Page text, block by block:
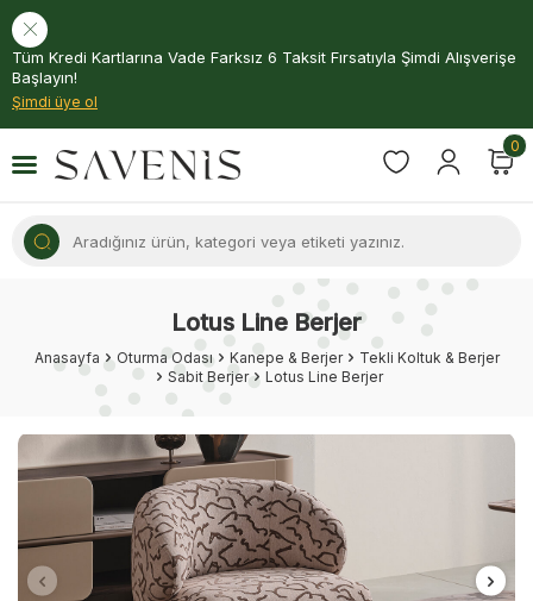
Tüm Kredi Kartlarına Vade Farksız 6 Taksit Fırsatıyla Şimdi Alışverişe
Başlayın!
Şimdi üye ol
0
Lotus Line Berjer
Anasayfa Oturma Odası Kanepe & Berjer
Tekli Koltuk & Berjer
Sabit Berjer
Lotus Line Berjer